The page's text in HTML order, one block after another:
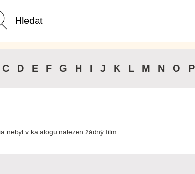
C D E F G H I J K L M N O P
nebyl v katalogu nalezen žádný film.